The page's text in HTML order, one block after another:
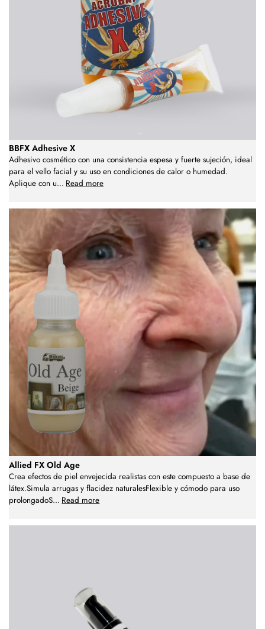
BBFX Adhesive X
Adhesivo cosmético con una consistencia espesa y fuerte sujeción, ideal
para el vello facial y su uso en condiciones de calor o humedad.
Aplique con u... Read more
Allied FX Old Age
Crea efectos de piel envejecida realistas con este compuesto a base de
látex.Simula arrugas y flacidez naturalesFlexible y cómodo para uso
prolongadoS... Read more